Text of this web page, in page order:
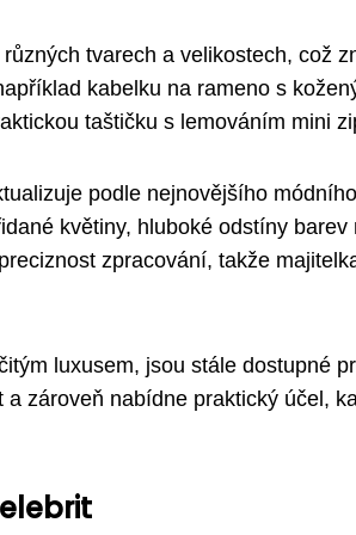
tvarech a velikostech, což
kabelku na rameno s
taštičku s lemováním mini
podle nejnovějšího
květiny, hluboké odstíny
zpracování, takže
luxusem, jsou stále dostupné
zároveň nabídne praktický účel,